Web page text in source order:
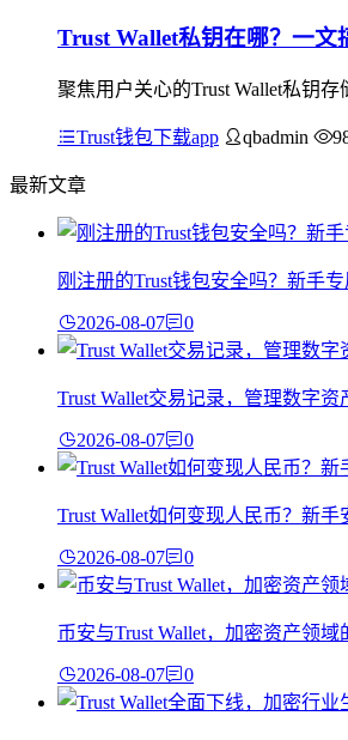
Trust Wallet私钥在哪？一文
聚焦用户关心的Trust Wallet私钥
Trust钱包下载app qbadmin
最新文章
刚注册的Trust钱包安全吗？新手
2026-08-07 0
Trust Wallet交易记录，管理数字资
2026-08-07 0
Trust Wallet如何变现人民币？新手
2026-08-07 0
币安与Trust Wallet，加密资产领域
2026-08-07 0